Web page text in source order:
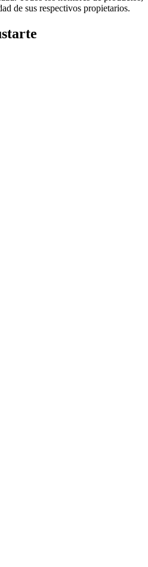
de sus respectivos propietarios.